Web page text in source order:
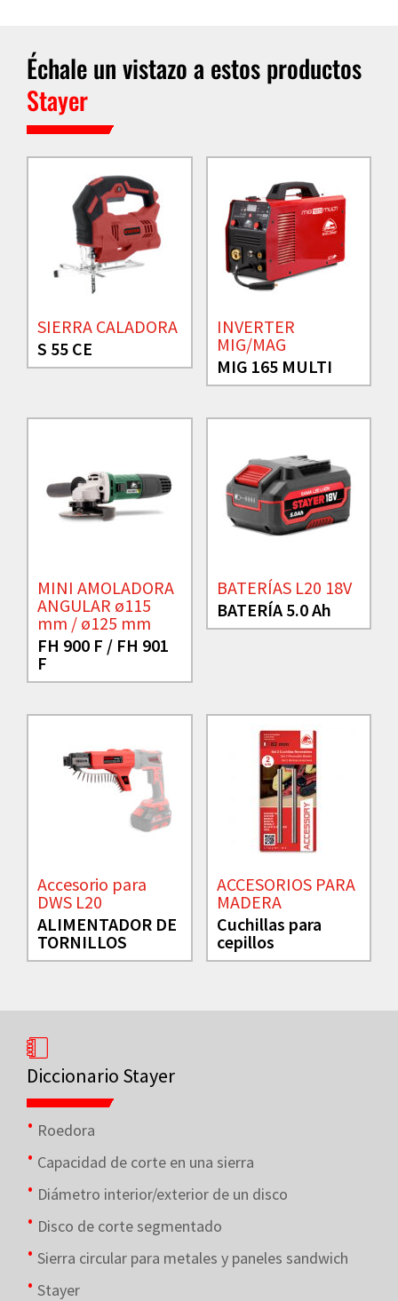
Échale un vistazo a estos productos
Stayer
SIERRA CALADORA
S 55 CE
INVERTER
MIG/MAG
MIG 165 MULTI
MINI AMOLADORA
ANGULAR ø115
mm / ø125 mm
FH 900 F / FH 901
F
BATERÍAS L20 18V
BATERÍA 5.0 Ah
Accesorio para
DWS L20
ALIMENTADOR DE
TORNILLOS
ACCESORIOS PARA
MADERA
Cuchillas para
cepillos
Diccionario Stayer
Roedora
Capacidad de corte en una sierra
Diámetro interior/exterior de un disco
Disco de corte segmentado
Sierra circular para metales y paneles sandwich
Stayer